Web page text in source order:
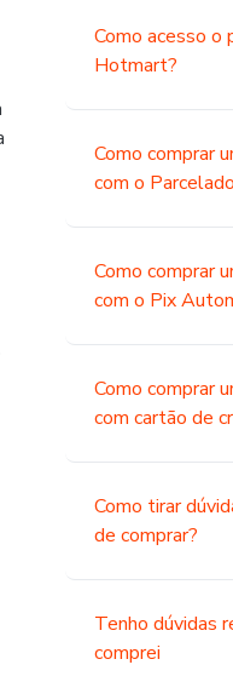
Como acesso o
Hotmart?
Como comprar
com o
Como comprar
com o Pix
Como comprar
com cartão de
Como tirar
de comprar?
Tenho dúvidas
comprei